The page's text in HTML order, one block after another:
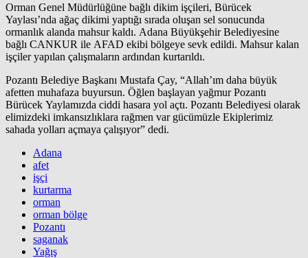
Orman Genel Müdürlüğüne bağlı dikim işçileri, Bürücek
Yaylası’nda ağaç dikimi yaptığı sırada oluşan sel sonucunda
ormanlık alanda mahsur kaldı. Adana Büyükşehir Belediyesine
bağlı CANKUR ile AFAD ekibi bölgeye sevk edildi. Mahsur kalan
işçiler yapılan çalışmaların ardından kurtarıldı.
Pozantı Belediye Başkanı Mustafa Çay, “Allah’ım daha büyük
afetten muhafaza buyursun. Öğlen başlayan yağmur Pozantı
Bürücek Yaylamızda ciddi hasara yol açtı. Pozantı Belediyesi olarak
elimizdeki imkansızlıklara rağmen var gücümüzle Ekiplerimiz
sahada yolları açmaya çalışıyor” dedi.
Adana
afet
işçi
kurtarma
orman
orman bölge
Pozantı
saganak
Yağış